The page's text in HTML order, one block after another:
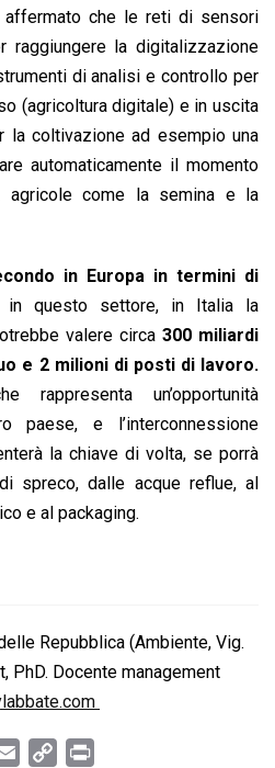
affermato che le reti di sensori
raggiungere la digitalizzazione
di analisi e controllo per
(agricoltura digitale) e in uscita
la coltivazione ad esempio una
automaticamente il momento
agricole come la semina e la
in Europa in termini di
in questo settore, in Italia la
valere circa 300 miliardi
e 2 milioni di posti di lavoro.
rappresenta un’opportunità
paese, e l’interconnessione
la chiave di volta, se porrà
spreco, dalle acque reflue, al
e al packaging.
Repubblica (Ambiente, Vig.
PhD. Docente management